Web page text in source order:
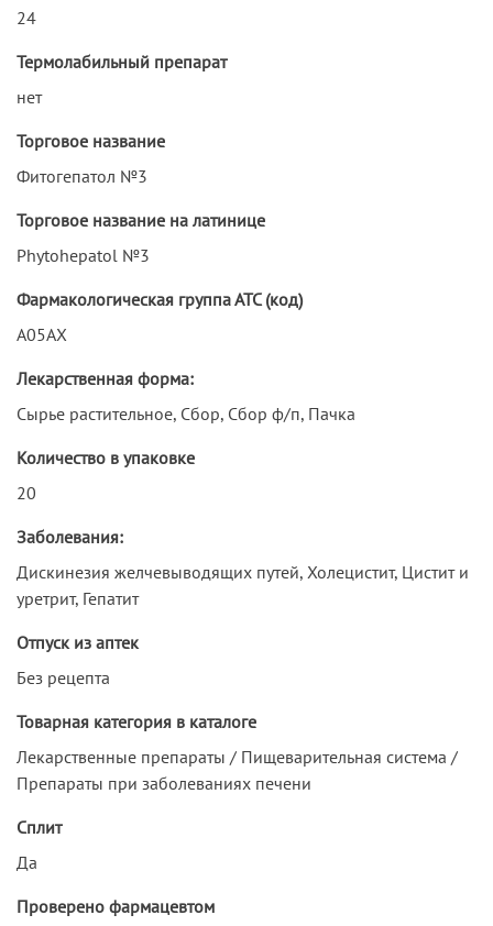
24
Термолабильный препарат
нет
Торговое название
Фитогепатол №3
Торговое название на латинице
Phytohepatol №3
Фармакологическая группа АТС (код)
A05AX
Лекарственная форма:
Сырье растительное, Сбор, Сбор ф/п, Пачка
Количество в упаковке
20
Заболевания:
Дискинезия желчевыводящих путей, Холецистит, Цистит и
уретрит, Гепатит
Отпуск из аптек
Без рецепта
Товарная категория в каталоге
Лекарственные препараты / Пищеварительная система /
Препараты при заболеваниях печени
Сплит
Да
Проверено фармацевтом